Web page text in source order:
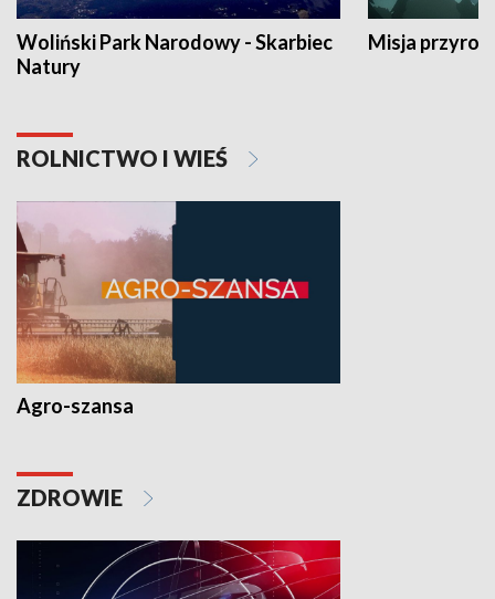
Woliński Park Narodowy - Skarbiec
Natury
Misja
ROLNICTWO I WIEŚ
Agro-szansa
ZDROWIE